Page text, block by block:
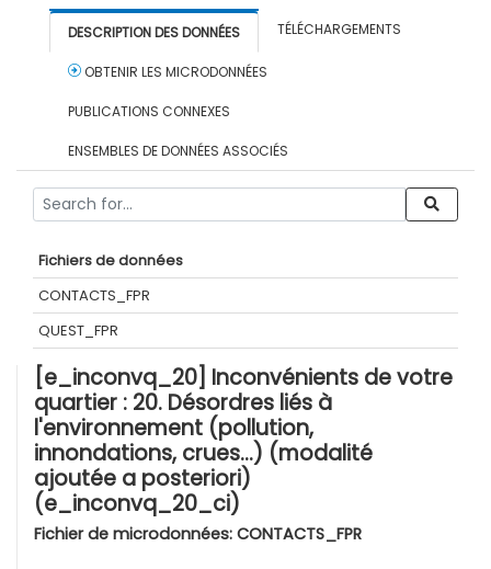
DESCRIPTION DES DONNÉES TÉLÉCHARGEMENTS
OBTENIR LES MICRODONNÉES
PUBLICATIONS CONNEXES
ENSEMBLES DE DONNÉES ASSOCIÉS
Fichiers de données
CONTACTS_FPR
QUEST_FPR
[e_inconvq_20] Inconvénients de votre
quartier : 20. Désordres liés à
l'environnement (pollution,
innondations, crues…) (modalité
ajoutée a posteriori)
(e_inconvq_20_ci)
Fichier de microdonnées: CONTACTS_FPR